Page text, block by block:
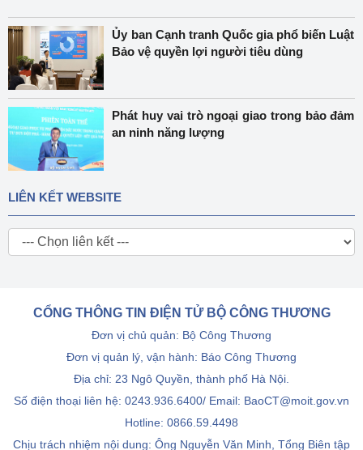
Ủy ban Cạnh tranh Quốc gia phổ biến Luật
Bảo vệ quyền lợi người tiêu dùng
Phát huy vai trò ngoại giao trong bảo đảm
an ninh năng lượng
LIÊN KẾT WEBSITE
CỔNG THÔNG TIN ĐIỆN TỬ BỘ CÔNG THƯƠNG
Đơn vị chủ quản: Bộ Công Thương
Đơn vị quản lý, vận hành: Báo Công Thương
Địa chỉ: 23 Ngô Quyền, thành phố Hà Nội.
Số điện thoại liên hệ: 0243.936.6400/ Email: BaoCT@moit.gov.vn
Hotline: 0866.59.4498
Chịu trách nhiệm nội dung: Ông Nguyễn Văn Minh, Tổng Biên tập